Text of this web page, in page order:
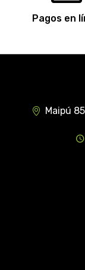
Pagos en
Maipú